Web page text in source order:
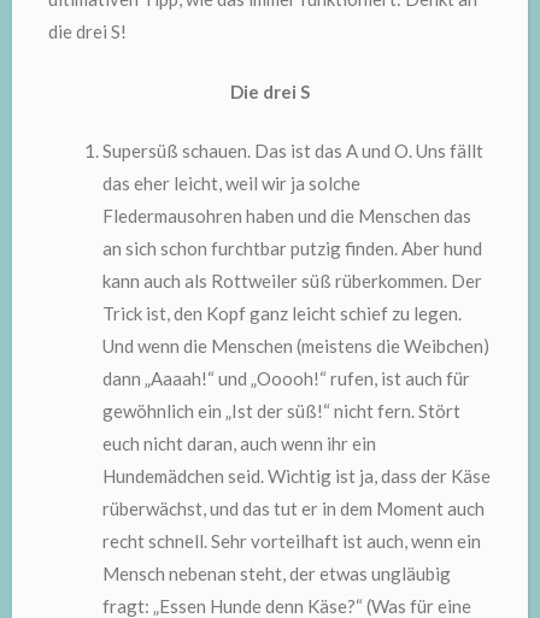
die drei S!
Die drei S
Supersüß schauen. Das ist das A und O. Uns fällt
das eher leicht, weil wir ja solche
Fledermausohren haben und die Menschen das
an sich schon furchtbar putzig finden. Aber hund
kann auch als Rottweiler süß rüberkommen. Der
Trick ist, den Kopf ganz leicht schief zu legen.
Und wenn die Menschen (meistens die Weibchen)
dann „Aaaah!“ und „Ooooh!“ rufen, ist auch für
gewöhnlich ein „Ist der süß!“ nicht fern. Stört
euch nicht daran, auch wenn ihr ein
Hundemädchen seid. Wichtig ist ja, dass der Käse
rüberwächst, und das tut er in dem Moment auch
recht schnell. Sehr vorteilhaft ist auch, wenn ein
Mensch nebenan steht, der etwas ungläubig
fragt: „Essen Hunde denn Käse?“ (Was für eine